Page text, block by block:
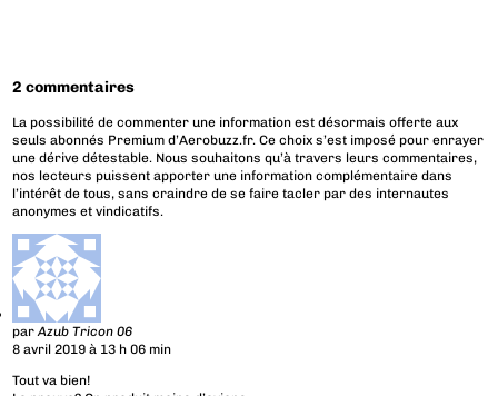
2 commentaires
La possibilité de commenter une information est désormais offerte aux
seuls abonnés Premium d’Aerobuzz.fr. Ce choix s’est imposé pour enrayer
une dérive détestable. Nous souhaitons qu’à travers leurs commentaires,
nos lecteurs puissent apporter une information complémentaire dans
l’intérêt de tous, sans craindre de se faire tacler par des internautes
anonymes et vindicatifs.
parAzub Tricon 06
8 avril 2019 à 13 h 06 min
Tout va bien!